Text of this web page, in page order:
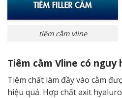
tiêm cằm vline
Tiêm cằm Vline có nguy
Tiêm chất làm đầy vào cằm
hiệu quả. Hợp chất axit